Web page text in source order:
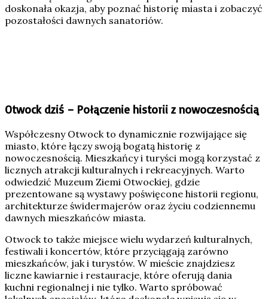
doskonała okazja, aby poznać historię miasta i zobaczyć
pozostałości dawnych sanatoriów.
Otwock dziś – Połączenie historii z nowoczesnością
Współczesny Otwock to dynamicznie rozwijające się
miasto, które łączy swoją bogatą historię z
nowoczesnością. Mieszkańcy i turyści mogą korzystać z
licznych atrakcji kulturalnych i rekreacyjnych. Warto
odwiedzić Muzeum Ziemi Otwockiej, gdzie
prezentowane są wystawy poświęcone historii regionu,
architekturze świdermajerów oraz życiu codziennemu
dawnych mieszkańców miasta.
Otwock to także miejsce wielu wydarzeń kulturalnych,
festiwali i koncertów, które przyciągają zarówno
mieszkańców, jak i turystów. W mieście znajdziesz
liczne kawiarnie i restauracje, które oferują dania
kuchni regionalnej i nie tylko. Warto spróbować